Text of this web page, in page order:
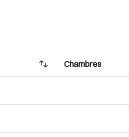
Chambres